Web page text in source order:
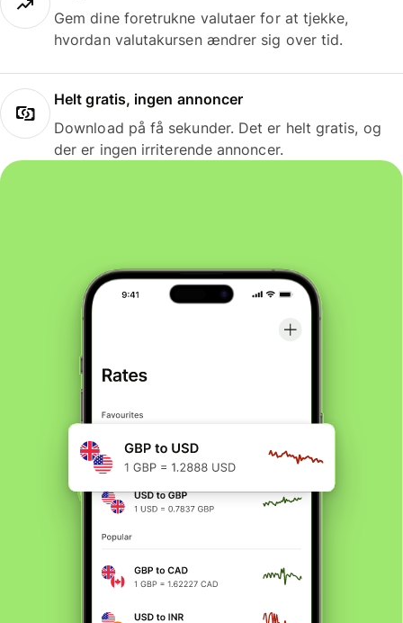
Gem dine foretrukne valutaer for at tjekke,
hvordan valutakursen ændrer sig over tid.
Helt gratis, ingen annoncer
Download på få sekunder. Det er helt gratis, og
der er ingen irriterende annoncer.